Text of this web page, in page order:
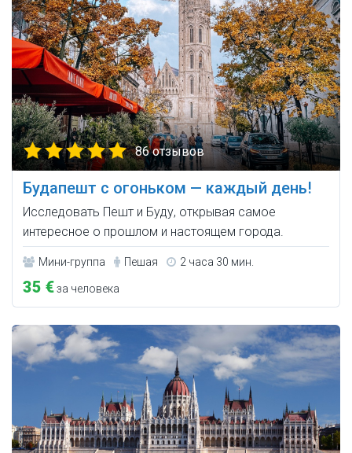
86 отзывов
Будапешт с огоньком — каждый день!
Исследовать Пешт и Буду, открывая самое
интересное о прошлом и настоящем города.
Мини-группа Пешая 2 часа 30 мин.
35 €за человека